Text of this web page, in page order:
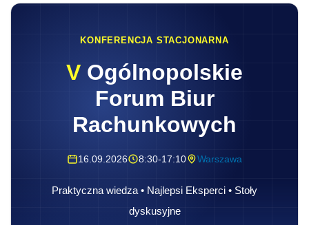
KONFERENCJA STACJONARNA
V Ogólnopolskie
Forum Biur
Rachunkowych
16.09.2026 8:30-17:10 Warszawa
Praktyczna wiedza • Najlepsi Eksperci • Stoły
dyskusyjne